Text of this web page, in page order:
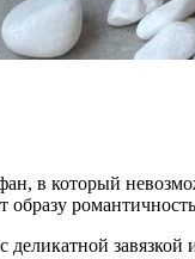
в который
деликатной